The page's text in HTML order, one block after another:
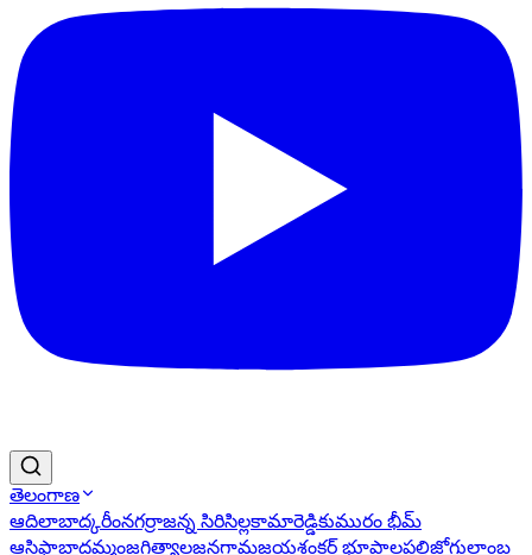
తెలంగాణ
ఆదిలాబాద్కరీంనగర్రాజన్న సిరిసిల్లకామారెడ్డికుమురం భీమ్
ఆసిఫాబాద్ఖమ్మంజగిత్యాలజనగామజయశంకర్ భూపాలపల్లిజోగులాంబ